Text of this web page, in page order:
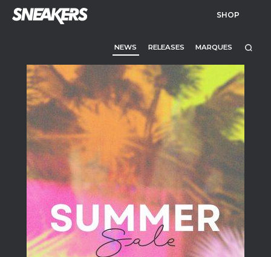
SHOP
NEWS RELEASES MARQUES